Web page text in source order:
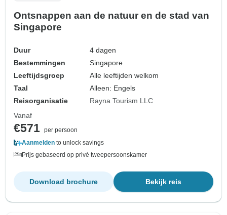
Ontsnappen aan de natuur en de stad van
Singapore
Duur
4 dagen
Bestemmingen
Singapore
Leeftijdsgroep
Alle leeftijden welkom
Taal
Alleen: Engels
Reisorganisatie
Rayna Tourism LLC
Vanaf
€571 per persoon
Aanmelden to unlock savings
Prijs gebaseerd op privé tweepersoonskamer
Bekijk reis
Download brochure